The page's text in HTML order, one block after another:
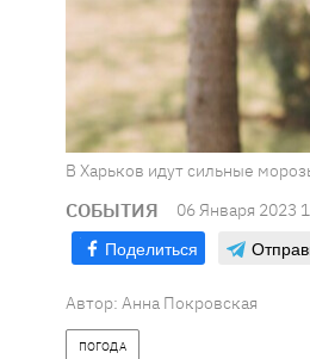
В Харьков идут сильные
СОБЫТИЯ 06 Января 2023
Поделиться
Автор: Анна Покровская
ПОГОДА